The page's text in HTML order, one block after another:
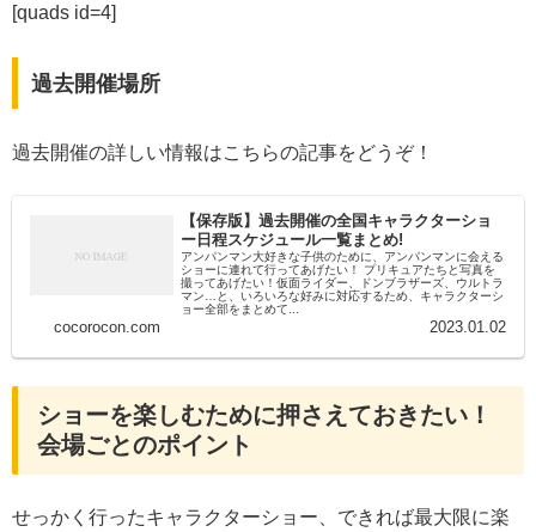
[quads id=4]
過去開催場所
過去開催の詳しい情報はこちらの記事をどうぞ！
【保存版】過去開催の全国キャラクターショ
ー日程スケジュール一覧まとめ!
アンパンマン大好きな子供のために、アンパンマンに会える
ショーに連れて行ってあげたい！ プリキュアたちと写真を
撮ってあげたい！仮面ライダー、ドンブラザーズ、ウルトラ
マン…と、いろいろな好みに対応するため、キャラクターシ
ョー全部をまとめて...
cocorocon.com 2023.01.02
ショーを楽しむために押さえておきたい！
会場ごとのポイント
せっかく行ったキャラクターショー、できれば最大限に楽